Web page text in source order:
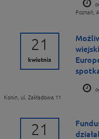
Poznań,
21
kwietnia
Konin, ul. Zakładowa 11
21